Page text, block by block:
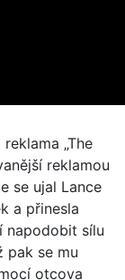
„The
reklamou
se ujal Lance
a přinesla
napodobit sílu
pak se mu
otcova